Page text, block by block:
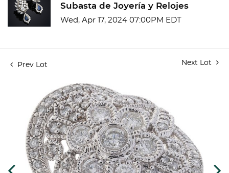
Subasta de Joyería y Relojes
Wed, Apr 17, 2024 07:00PM EDT
Prev Lot Next Lot